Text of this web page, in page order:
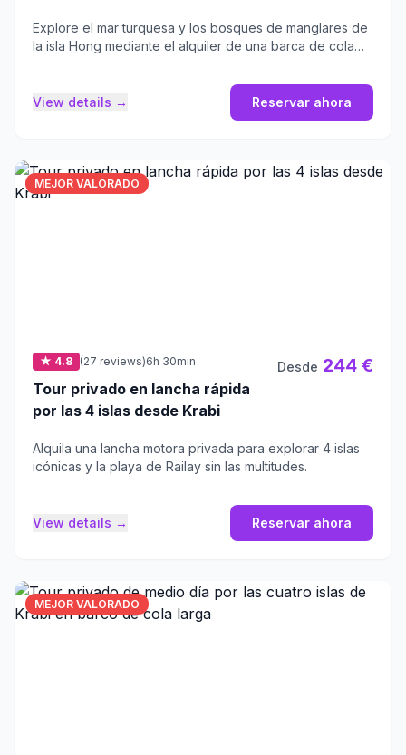
Explore el mar turquesa y los bosques de manglares de
la isla Hong mediante el alquiler de una barca de cola
View details → Reservar ahora
MEJOR VALORADO
★ 4.8 (27 reviews)6h 30min
Tour privado en lancha rápida
por las 4 islas desde Krabi
Desde 244 €
Alquila una lancha motora privada para explorar 4 islas
icónicas y la playa de Railay sin las multitudes.
View details → Reservar ahora
MEJOR VALORADO